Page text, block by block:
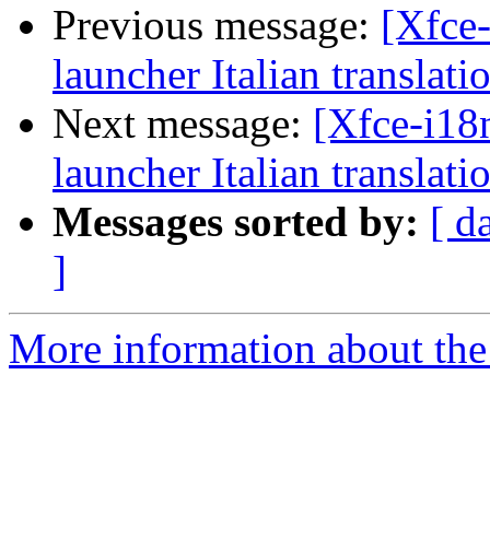
Previous message:
launcher Italian
Next message: [Xfce-
launcher Italian
Messages sorted by: [
]
More information about